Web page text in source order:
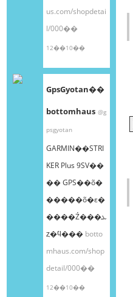
us.com/shopdetai
l/000��
12��10��
GpsGyotan��
bottomhaus @g
psgyotan
GARMIN��STRI
KER Plus 9SV��
�� GPS��õ�
�����õ�ε�
����Ź���ܥ
ȥ�ϥ��� botto
mhaus.com/shop
detail/000��
12��10��